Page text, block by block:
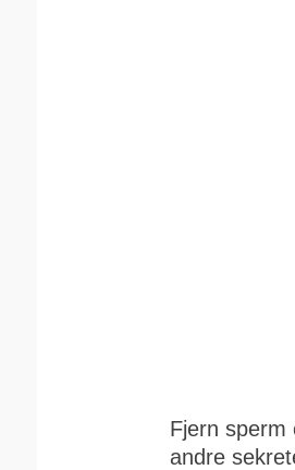
Fjern
andre